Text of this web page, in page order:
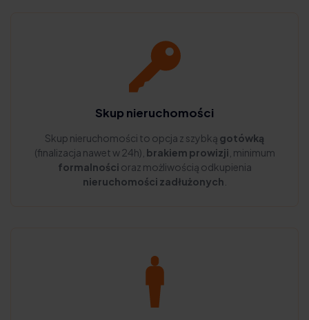
Skup nieruchomości
Skup nieruchomości to opcja z szybką gotówką
(finalizacja nawet w 24h), brakiem prowizji , minimum
formalności oraz możliwością odkupienia
nieruchomości zadłużonych